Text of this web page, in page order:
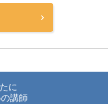
に
講師